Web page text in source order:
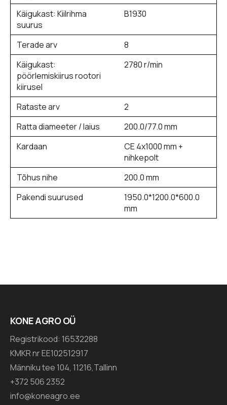
Käigukast: Kiilrihma
suurus
B1930
Terade arv
8
Käigukast:
pöörlemiskiirus rootori
kiirusel
2780 r/min
Rataste arv
2
Ratta diameeter / laius
200.0/77.0 mm
Kardaan
CE 4x1000 mm +
nihkepolt
Tõhus nihe
200.0 mm
Pakendi suurused
1950.0*1200.0*600.0
mm
KONE AGRO OÜ
Registrikood: 16532288
KMKR nr EE102512917
Männiku tee 104, 11216,Tallinn
+372 506 2352
info@koneagro.ee